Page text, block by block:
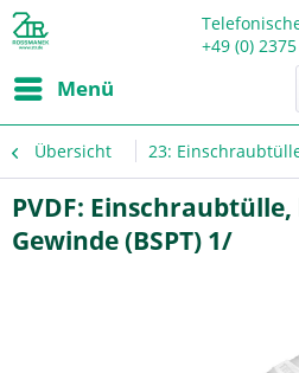
+49 (0)
Menü
Übersicht 23:
PVDF:
Gewinde (BSPT) 1/